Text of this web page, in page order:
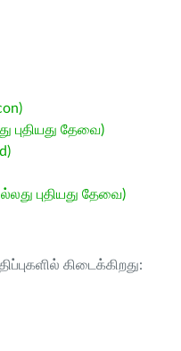
புதியது தேவை)
புதியது தேவை)
கிடைக்கிறது: